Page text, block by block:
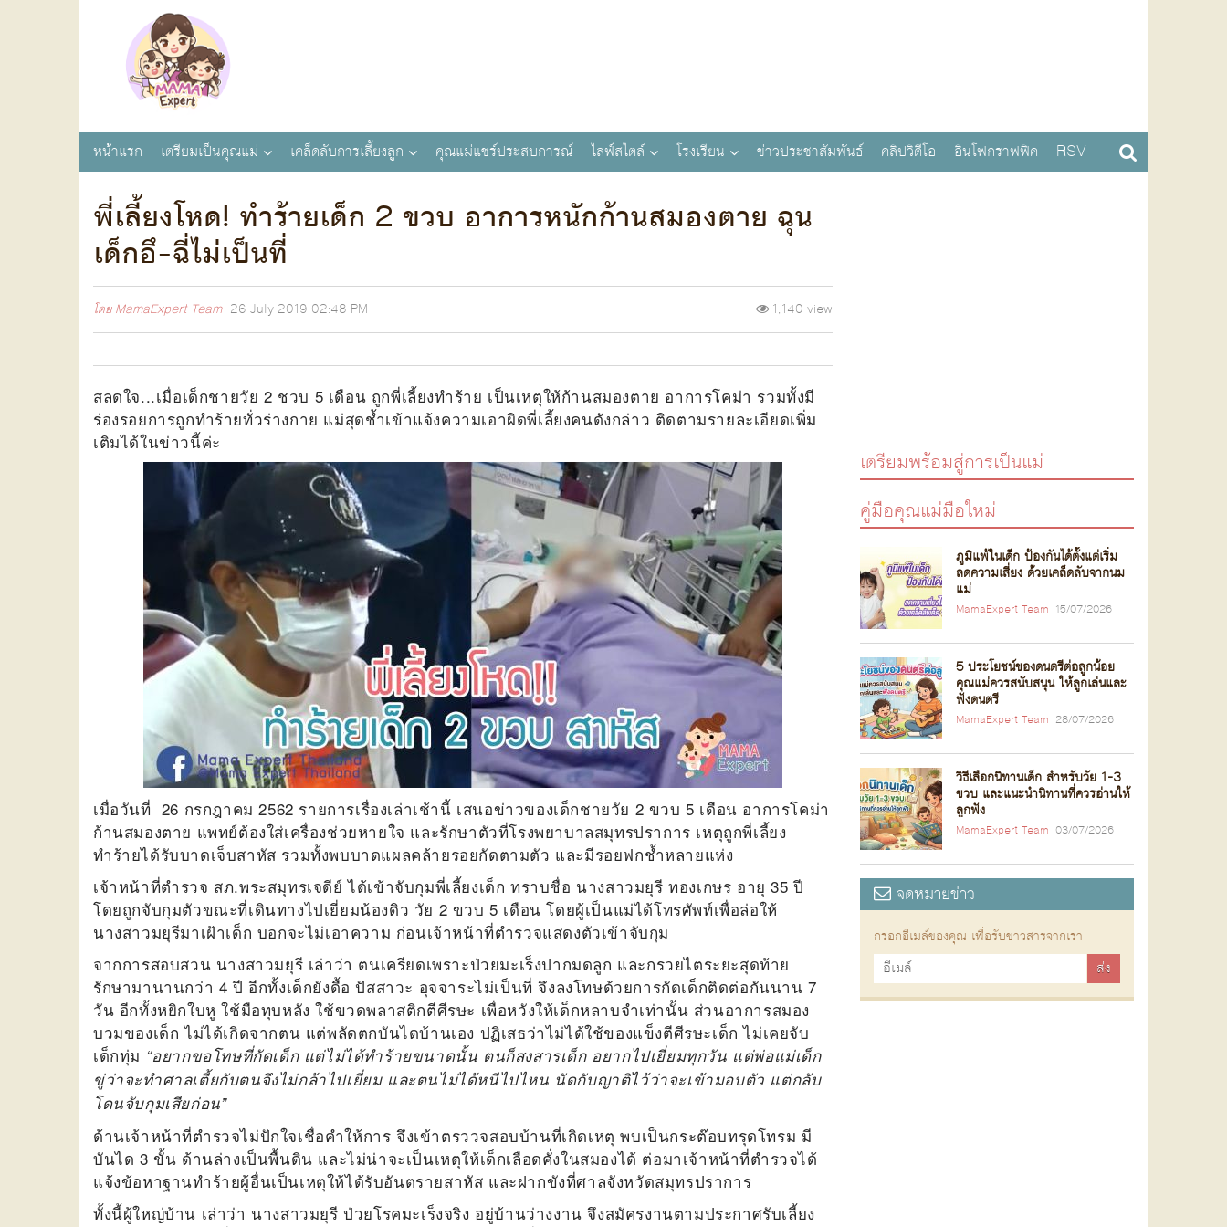
หน้าแรก เตรียมเป็นคุณแม่ เคล็ดลับการเลี้ยงลูก คุณแม่แชร์ประสบการณ์ ไลฟ์สไตล์ โรงเรียน ข่าวประชาสัมพันธ์ คลิปวิดีโอ อินโฟกราฟฟิค RSV
พี่เลี้ยงโหด! ทำร้ายเด็ก 2 ขวบ อาการหนักก้านสมองตาย ฉุน
เด็กอึ-ฉี่ไม่เป็นที่
โดยMamaExpert Team 26 July 2019 02:48 PM 1,140 view
สลดใจ...เมื่อเด็กชายวัย 2 ชวบ 5 เดือน ถูกพี่เลี้ยงทำร้าย เป็นเหตุให้ก้านสมองตาย อาการโคม่า รวมทั้งมี
ร่องรอยการถูกทำร้ายทั่วร่างกาย แม่สุดช้ำเข้าแจ้งความเอาผิดพี่เลี้ยงคนดังกล่าว ติดตามรายละเอียดเพิ่ม
เติมได้ในข่าวนี้ค่ะ
เมื่อวันที่ 26 กรกฎาคม 2562 รายการเรื่องเล่าเช้านี้ เสนอข่าวของเด็กชายวัย 2 ขวบ 5 เดือน อาการโคม่า
ก้านสมองตาย แพทย์ต้องใส่เครื่องช่วยหายใจ และรักษาตัวที่โรงพยาบาลสมุทรปราการ เหตุถูกพี่เลี้ยง
ทำร้ายได้รับบาดเจ็บสาหัส รวมทั้งพบบาดแผลคล้ายรอยกัดตามตัว และมีรอยฟกช้ำหลายแห่ง
เจ้าหน้าที่ตำรวจ สภ.พระสมุทรเจดีย์ ได้เข้าจับกุมพี่เลี้ยงเด็ก ทราบชื่อ นางสาวมยุรี ทองเกษร อายุ 35 ปี
โดยถูกจับกุมตัวขณะที่เดินทางไปเยี่ยมน้องดิว วัย 2 ขวบ 5 เดือน โดยผู้เป็นแม่ได้โทรศัพท์เพื่อล่อให้
นางสาวมยุรีมาเฝ้าเด็ก บอกจะไม่เอาความ ก่อนเจ้าหน้าที่ตำรวจแสดงตัวเข้าจับกุม
จากการสอบสวน นางสาวมยุรี เล่าว่า ตนเครียดเพราะป่วยมะเร็งปากมดลูก และกรวยไตระยะสุดท้าย
รักษามานานกว่า 4 ปี อีกทั้งเด็กยังดื้อ ปัสสาวะ อุจจาระไม่เป็นที่ จึงลงโทษด้วยการกัดเด็กติดต่อกันนาน 7
วัน อีกทั้งหยิกใบหู ใช้มือทุบหลัง ใช้ขวดพลาสติกตีศีรษะ เพื่อหวังให้เด็กหลาบจำเท่านั้น ส่วนอาการสมอง
บวมของเด็ก ไม่ได้เกิดจากตน แต่พลัดตกบันไดบ้านเอง ปฏิเสธว่าไม่ได้ใช้ของแข็งตีศีรษะเด็ก ไม่เคยจับ
เด็กทุ่ม “อยากขอโทษที่กัดเด็ก แต่ไม่ได้ทำร้ายขนาดนั้น ตนก็สงสารเด็ก อยากไปเยี่ยมทุกวัน แต่พ่อแม่เด็ก
ขู่ว่าจะทำศาลเตี้ยกับตนจึงไม่กล้าไปเยี่ยม และตนไม่ได้หนีไปไหน นัดกับญาติไว้ว่าจะเข้ามอบตัว แต่กลับ
โดนจับกุมเสียก่อน”
ด้านเจ้าหน้าที่ตำรวจไม่ปักใจเชื่อคำให้การ จึงเข้าตรววจสอบบ้านที่เกิดเหตุ พบเป็นกระต๊อบทรุดโทรม มี
บันได 3 ขั้น ด้านล่างเป็นพื้นดิน และไม่น่าจะเป็นเหตุให้เด็กเลือดคั่งในสมองได้ ต่อมาเจ้าหน้าที่ตำรวจได้
แจ้งข้อหาฐานทำร้ายผู้อื่นเป็นเหตุให้ได้รับอันตรายสาหัส และฝากขังที่ศาลจังหวัดสมุทรปราการ
ทั้งนี้ผู้ใหญ่บ้าน เล่าว่า นางสาวมยุรี ป่วยโรคมะเร็งจริง อยู่บ้านว่างงาน จึงสมัครงานตามประกาศรับเลี้ยง
เตรียมพร้อมสู่การเป็นแม่
คู่มือคุณแม่มือใหม่
ภูมิแพ้ในเด็ก ป้องกันได้ตั้งแต่เริ่ม
ลดความเสี่ยง ด้วยเคล็ดลับจากนม
แม่
MamaExpert Team 15/07/2026
5 ประโยชน์ของดนตรีต่อลูกน้อย
คุณแม่ควรสนับสนุน ให้ลูกเล่นและ
ฟังดนตรี
MamaExpert Team 28/07/2026
วิธีเลือกนิทานเด็ก สำหรับวัย 1-3
ขวบ และแนะนำนิทานที่ควรอ่านให้
ลูกฟัง
MamaExpert Team 03/07/2026
จดหมายข่าว
กรอกอีเมล์ของคุณ เพื่อรับข่าวสารจากเรา